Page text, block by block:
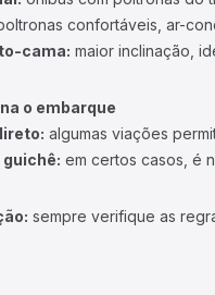
confortáveis, ar-
cama: maior inclinação,
o embarque
algumas viações
guichê: em certos casos, é
sempre verifique as